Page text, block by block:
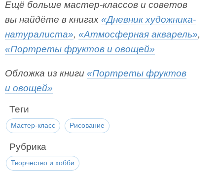
Ещё больше мастер-классов и советов
вы найдёте в книгах «Дневник художника-
натуралиста», «Атмосферная акварель»,
«Портреты фруктов и овощей»
Обложка из книги «Портреты фруктов
и овощей»
Теги
Мастер-класс Рисование
Рубрика
Творчество и хобби